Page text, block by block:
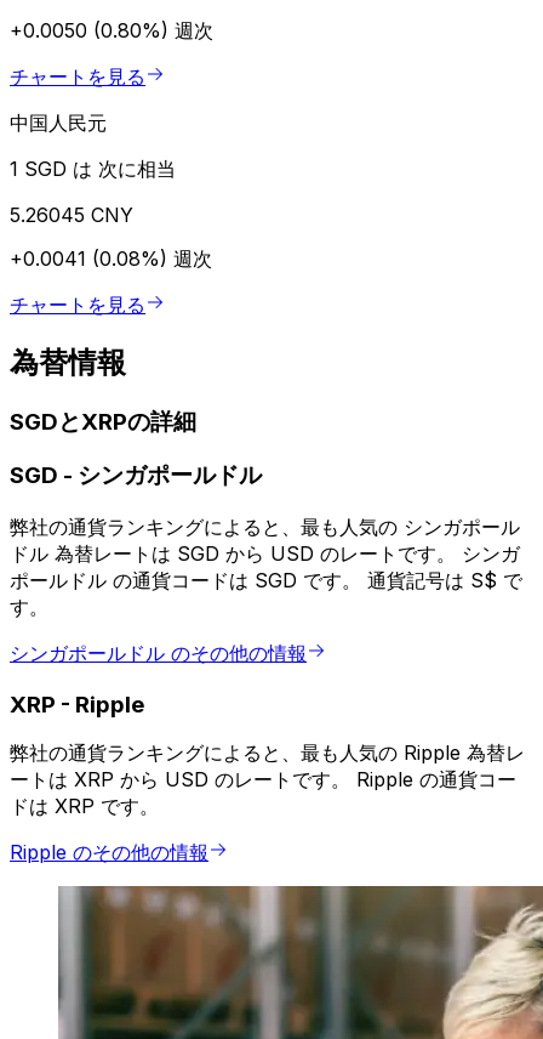
+0.0050 (0.80%) 週次
チャートを見る
中国人民元
1 SGD は 次に相当
5.26045 CNY
+0.0041 (0.08%) 週次
チャートを見る
為替情報
SGDとXRPの詳細
SGD - シンガポールドル
弊社の通貨ランキングによると、最も人気の シンガポール
ドル 為替レートは SGD から USD のレートです。 シンガ
ポールドル の通貨コードは SGD です。 通貨記号は S$ で
す。
シンガポールドル のその他の情報
XRP - Ripple
弊社の通貨ランキングによると、最も人気の Ripple 為替レ
ートは XRP から USD のレートです。 Ripple の通貨コー
ドは XRP です。
Ripple のその他の情報